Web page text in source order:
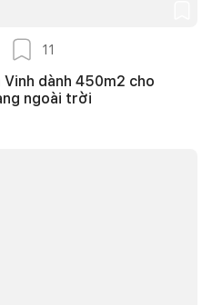
11
dành 450m2 cho
ngoài trời